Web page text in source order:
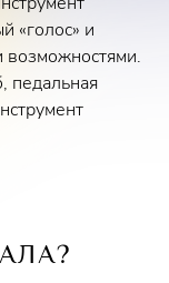
«голос» и
возможностями.
педальная
и
и
–